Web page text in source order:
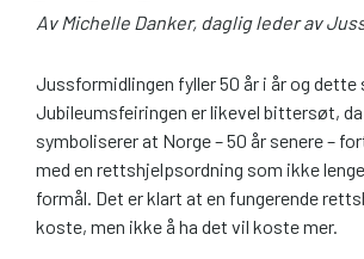
Av Michelle Danker, daglig leder av
Jussformidlingen fyller 50 år i år og dette
Jubileumsfeiringen er likevel bittersøt, da
symboliserer at Norge – 50 år senere –
med en rettshjelpsordning som ikke
formål. Det er klart at en fungerende
koste, men ikke å ha det vil koste mer.